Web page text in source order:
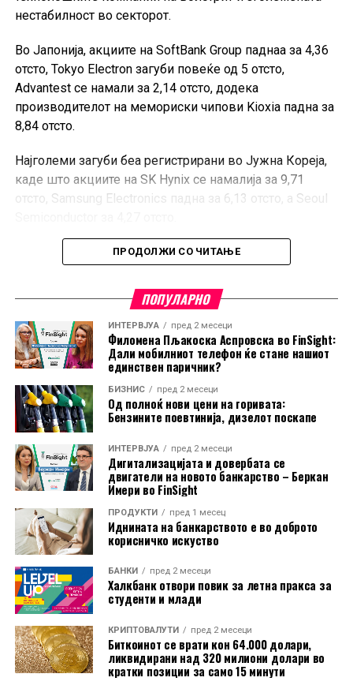
нестабилност во секторот.
Во Јапонија, акциите на SoftBank Group паднаа за 4,36
отсто, Tokyo Electron загуби повеќе од 5 отсто,
Advantest се намали за 2,14 отсто, додека
производителот на мемориски чипови Kioxia падна за
8,84 отсто.
Најголеми загуби беа регистрирани во Јужна Кореја,
каде што акциите на SK Hynix се намалија за 9,71
отсто, Samsung Electronics падна за 6,13 отсто, а Seoul
Тајвански TSMC, најголемиот светски производител на
Технолошките акции во последните трговски сесии
се соочуваат со изразени осцилации, особено на
јужнокорејскиот пазар, каде што доминираат
компаниите од полупроводничкиот сектор.
Сепак, аналитичарите на J.P. Morgan оценуваат дека
падот на азиските технолошки акции не го нарушил
инвестицискиот циклус поврзан со вештачката
интелигенција. Според банката, не постојат
фундаментални показатели што би укажале на
значително слабеење на секторот во следните шест
до 12 месеци.
S&P Global, исто така, оцени дека глобалниот
економски раст е поттикнат од инвестициите во
вештачка интелигенција и одбраната. Производството
на технолошка опрема во јули пораснало со најбрзо
сектор го забележал најсилниот раст во последните
десет месеци.
ПРОДОЛЖИ СО ЧИТАЊЕ
ПОПУЛАРНО
ИНТЕРВЈУА пред 2 месеци
Филомена Пљакоска Аспровска во FinSight:
Дали мобилниот телефон ќе стане нашиот
единствен паричник?
БИЗНИС пред 2 месеци
Од полноќ нови цени на горивата:
Бензините поевтинија, дизелот поскапе
ИНТЕРВЈУА пред 2 месеци
Дигитализацијата и довербата се
двигатели на новото банкарство – Беркан
Имери во FinSight
ПРОДУКТИ пред 1 месец
Иднината на банкарството е во доброто
корисничко искуство
БАНКИ пред 2 месеци
Халкбанк отвори повик за летна пракса за
студенти и млади
КРИПТОВАЛУТИ пред 2 месеци
Биткоинот се врати кон 64.000 долари,
ликвидирани над 320 милиони долари во
кратки позиции за само 15 минути